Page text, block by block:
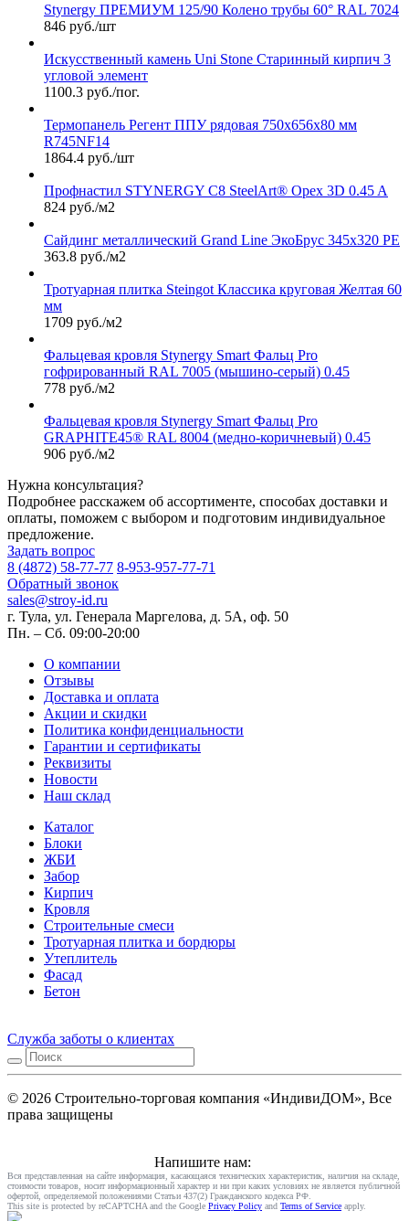
Stynergy ПРЕМИУМ 125/90 Колено трубы 60° RAL 7024
846 руб./шт
Искусственный камень Uni Stone Старинный кирпич 3
угловой элемент
1100.3 руб./пог.
Термопанель Регент ППУ рядовая 750х656х80 мм
R745NF14
1864.4 руб./шт
Профнастил STYNERGY С8 SteelArt® Орех 3D 0.45 A
824 руб./м2
Сайдинг металлический Grand Line ЭкоБрус 345х320 PE
363.8 руб./м2
Тротуарная плитка Steingot Классика круговая Желтая 60
мм
1709 руб./м2
Фальцевая кровля Stynergy Smart Фальц Pro
гофрированный RAL 7005 (мышино-серый) 0.45
778 руб./м2
Фальцевая кровля Stynergy Smart Фальц Pro
GRAPHITE45® RAL 8004 (медно-коричневый) 0.45
906 руб./м2
Нужна консультация?
Подробнее расскажем об ассортименте, способах доставки и
оплаты, поможем с выбором и подготовим индивидуальное
предложение.
Задать вопрос
8 (4872) 58-77-77 8-953-957-77-71
Обратный звонок
sales@stroy-id.ru
г. Тула, ул. Генерала Маргелова, д. 5А, оф. 50
Пн. – Cб. 09:00-20:00
О компании
Отзывы
Доставка и оплата
Акции и скидки
Политика конфиденциальности
Гарантии и сертификаты
Реквизиты
Новости
Наш склад
Каталог
Блоки
ЖБИ
Забор
Кирпич
Кровля
Строительные смеси
Тротуарная плитка и бордюры
Утеплитель
Фасад
Бетон
Служба заботы о клиентах
© 2026 Строительно-торговая компания «ИндивиДОМ», Все
права защищены
Напишите нам:
Вся представленная на сайте информация, касающаяся технических характеристик, наличия на складе,
стоимости товаров, носит информационный характер и ни при каких условиях не является публичной
офертой, определяемой положениями Статьи 437(2) Гражданского кодекса РФ.
This site is protected by reCAPTCHA and the Google Privacy Policy and Terms of Service apply.